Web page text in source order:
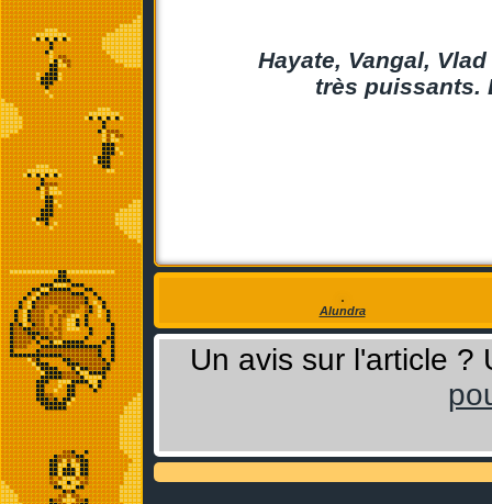
Hayate, Vangal,
très puissants.
Alundra
Un avis sur l'article